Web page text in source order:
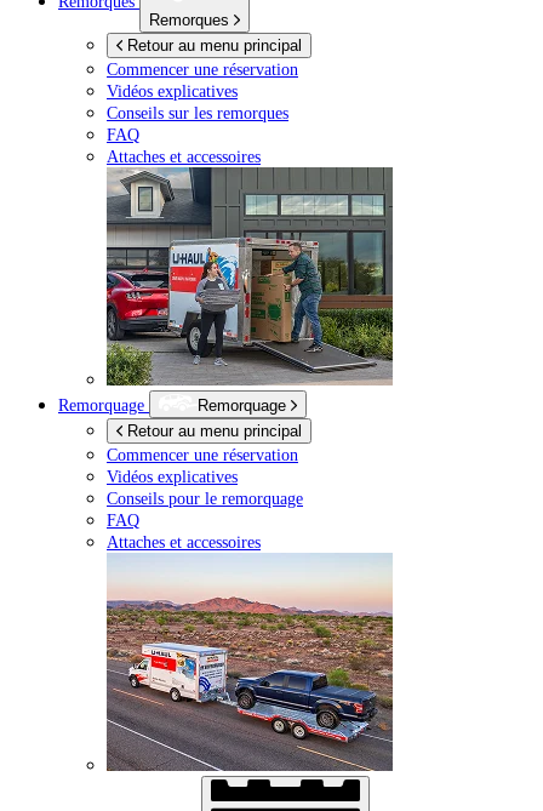
Remorques
Retour au menu principal
Commencer une réservation
Vidéos explicatives
Conseils sur les remorques
FAQ
Attaches et accessoires
Remorquage
Remorquage
Retour au menu principal
Commencer une réservation
Vidéos explicatives
Conseils pour le remorquage
FAQ
Attaches et accessoires